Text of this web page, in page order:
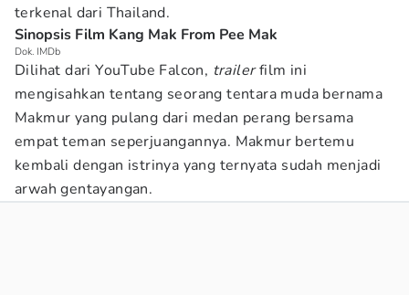
terkenal dari Thailand.
Sinopsis Film Kang Mak From Pee Mak
Dok. IMDb
Dilihat dari YouTube Falcon, trailerfilm ini
mengisahkan tentang seorang tentara muda bernama
Makmur yang pulang dari medan perang bersama
empat teman seperjuangannya. Makmur bertemu
kembali dengan istrinya yang ternyata sudah menjadi
arwah gentayangan.